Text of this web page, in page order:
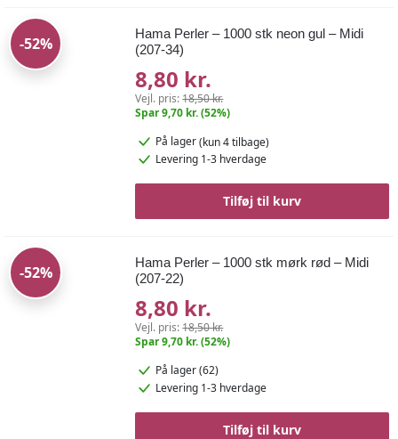
-52%
Hama Perler – 1000 stk neon gul – Midi
(207-34)
8,80 kr.
Vejl. pris:18,50 kr.
Spar 9,70 kr. (52%)
På lager(kun 4 tilbage)
Levering 1-3 hverdage
Tilføj til kurv
-52%
Hama Perler – 1000 stk mørk rød – Midi
(207-22)
8,80 kr.
Vejl. pris:18,50 kr.
Spar 9,70 kr. (52%)
På lager (62)
Levering 1-3 hverdage
Tilføj til kurv